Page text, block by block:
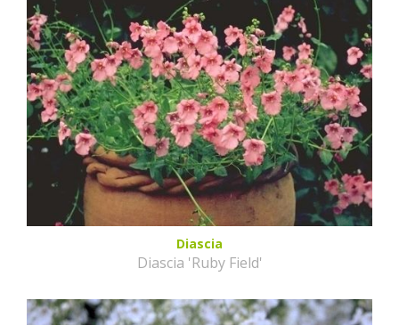
Diascia
Diascia 'Ruby Field'